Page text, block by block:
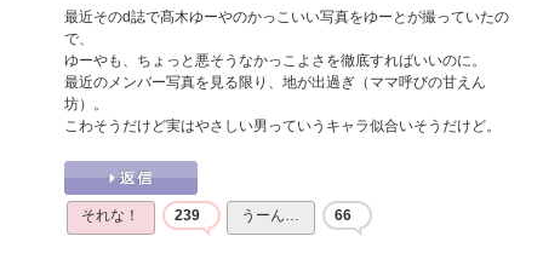
最近そのd誌で髙木ゆーやのかっこいい写真をゆーとが撮っていたの
で、
ゆーやも、ちょっと悪そうなかっこよさを徹底すればいいのに。
最近のメンバー写真を見る限り、地が出過ぎ（ママ呼びの甘えん
坊）。
こわそうだけど実はやさしい男っていうキャラ似合いそうだけど。
それな！ 239 うーん… 66